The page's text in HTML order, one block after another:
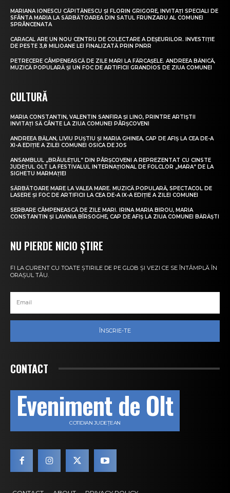
MARIANA IONESCU CĂPITĂNESCU ȘI FLORIN GRIGORE, INVITAȚI SPECIALI DE
SFÂNTA MARIA LA SĂRBĂTOAREA DIN SATUL FRUNZARU AL COMUNEI
SPRÂNCENATA
CARACAL ARE UN NOU CENTRU DE COLECTARE A DEȘEURILOR. INVESTIȚIE
DE PESTE 3,8 MILIOANE LEI FINALIZATĂ PRIN PNRR
PETRECERE CÂMPENEASCĂ DE ZILE MARI LA FĂRCAȘELE. ANDREEA BĂNICĂ,
MUZICĂ POPULARĂ ȘI UN FOC DE ARTIFICII GRANDIOS DE ZIUA COMUNEI
CULTURĂ
MARIA CONSTANTIN, VALENTIN SANFIRA ȘI LINO, PRINTRE ARTIȘTII
INVITAȚI SĂ CÂNTE LA ZIUA COMUNEI PÂRȘCOVENI
ANDREEA BĂLAN, LIVIU PUȘTIU ȘI MARIA GHINEA, CAP DE AFIȘ LA CEA DE-A
XI-A EDIȚIE A ZILEI COMUNEI OSICA DE JOS
ANSAMBLUL „BRÂULEȚUL” DIN PÂRȘCOVENI A REPREZENTAT CU CINSTE
JUDEȚUL OLT LA FESTIVALUL INTERNAȚIONAL DE FOLCLOR „MARA” DE LA
SIGHETU MARMAȚIEI
SĂRBĂTOARE MARE LA VALEA MARE. MUZICĂ POPULARĂ, SPECTACOL DE
LASERE ȘI FOC DE ARTIFICII LA CEA DE-A IX-A EDIȚIE A ZILEI COMUNEI
SERBARE CÂMPENEASCĂ DE ZILE MARI. IRINA MARIA BIROU, MARIA
CONSTANTIN ȘI LAVINIA BÎRSOGHE, CAP DE AFIȘ LA ZIUA COMUNEI BĂRĂȘTI
NU PIERDE NICIO ȘTIRE
FI LA CURENT CU TOATE ȘTIRILE DE PE GLOB ȘI VEZI CE SE ÎNTÂMPLĂ ÎN
ORAȘUL TĂU.
ÎNSCRIE-TE
CONTACT
Eveniment de Olt
COTIDIAN JUDEȚEAN